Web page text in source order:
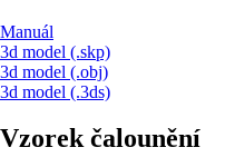
Manuál
3d model (.skp)
3d model (.obj)
3d model (.3ds)
Vzorek čalounění